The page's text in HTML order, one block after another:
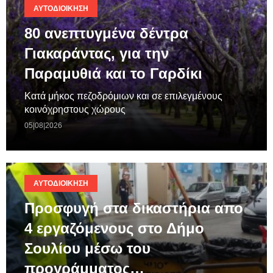
ΑΥΤΟΔΙΟΊΚΗΣΗ
80 ανεπτυγμένα δέντρα
Γιακαράντας, για την
Παραμυθιά και το Γαρδίκι
Κατά μήκος πεζοδρόμιων και σε επιλεγμένους
κοινόχρηστους χώρους
05|08|2026
ΑΥΤΟΔΙΟΊΚΗΣΗ
Προσφυγή στα δικαστήρια απο
4 εργαζόμενους στο Δήμο
Σουλίου μέσω του
προγράμματος…